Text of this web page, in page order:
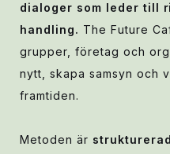
dialoger som leder till
handling. The Future
grupper, företag och
nytt, skapa samsyn och
framtiden.
Metoden är